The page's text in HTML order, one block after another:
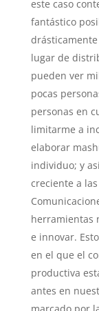
este caso
fantástico
lugar de
pueden ver
pocas
personas en
limitarme a
elaborar
individuo; y
creciente a
herramientas
e innovar.
en el que el
productiva
antes en